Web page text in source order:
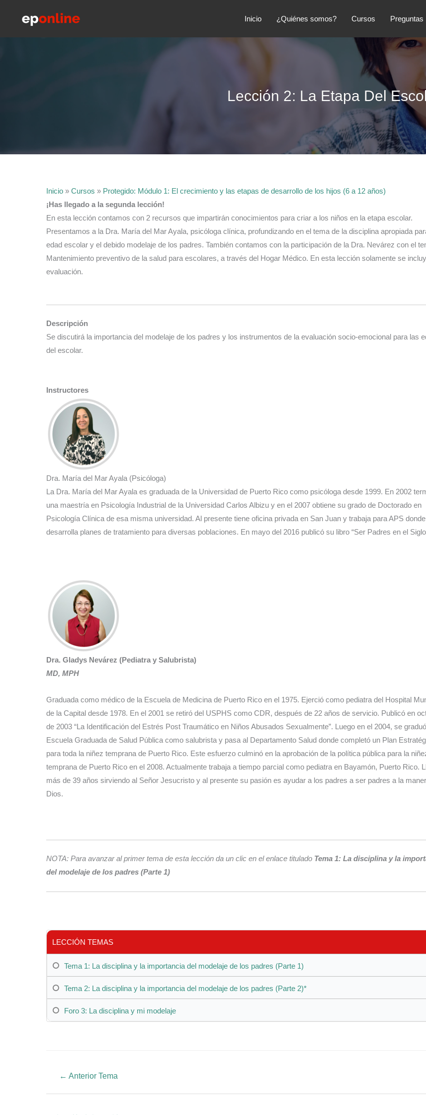
Inicio ¿Quiénes somos? Cursos Preguntas
Lección 2: La Etapa Del
Inicio » Cursos » Protegido: Módulo 1: El crecimiento y las etapas de desarrollo de los hijos (6 a 12 años)
¡Has llegado a la segunda lección!
En esta lección contamos con 2 recursos que impartirán conocimientos para criar a los niños en la etapa escolar.
Presentamos a la Dra. María del Mar Ayala, psicóloga clínica, profundizando en el tema de la disciplina apropiada
edad escolar y el debido modelaje de los padres. También contamos con la participación de la Dra. Nevárez con el
Mantenimiento preventivo de la salud para escolares, a través del Hogar Médico. En esta lección solamente se
evaluación.
Descripción
Se discutirá la importancia del modelaje de los padres y los instrumentos de la evaluación socio-emocional para las
del escolar.
Instructores
Dra. María del Mar Ayala (Psicóloga)
La Dra. María del Mar Ayala es graduada de la Universidad de Puerto Rico como psicóloga desde 1999. En 2002
una maestría en Psicología Industrial de la Universidad Carlos Albizu y en el 2007 obtiene su grado de Doctorado en
Psicología Clínica de esa misma universidad. Al presente tiene oficina privada en San Juan y trabaja para APS donde
desarrolla planes de tratamiento para diversas poblaciones. En mayo del 2016 publicó su libro “Ser Padres en el Siglo
Dra. Gladys Nevárez (Pediatra y Salubrista)
MD, MPH
Graduada como médico de la Escuela de Medicina de Puerto Rico en el 1975. Ejerció como pediatra del Hospital
de la Capital desde 1978. En el 2001 se retiró del USPHS como CDR, después de 22 años de servicio. Publicó en
de 2003 “La Identificación del Estrés Post Traumático en Niños Abusados Sexualmente”. Luego en el 2004, se
Escuela Graduada de Salud Pública como salubrista y pasa al Departamento Salud donde completó un Plan
para toda la niñez temprana de Puerto Rico. Este esfuerzo culminó en la aprobación de la política pública para la
temprana de Puerto Rico en el 2008. Actualmente trabaja a tiempo parcial como pediatra en Bayamón, Puerto Rico.
más de 39 años sirviendo al Señor Jesucristo y al presente su pasión es ayudar a los padres a ser padres a la
Dios.
NOTA: Para avanzar al primer tema de esta lección da un clic en el enlace titulado Tema 1: La disciplina y la
del modelaje de los padres (Parte 1)
LECCIÓN TEMAS
Tema 1: La disciplina y la importancia del modelaje de los padres (Parte 1)
Tema 2: La disciplina y la importancia del modelaje de los padres (Parte 2)*
Foro 3: La disciplina y mi modelaje
← Anterior Tema